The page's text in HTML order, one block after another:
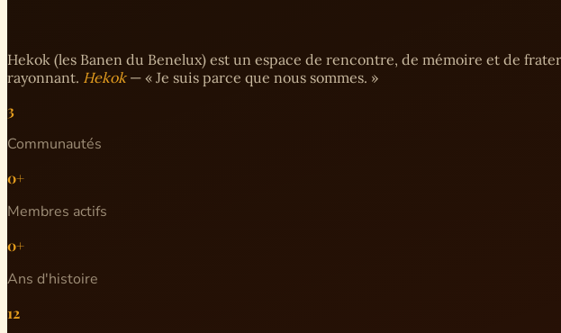
Hekok (les Banen du Benelux) est un espace de rencontre, de mémoire et de
rayonnant. Hekok— « Je suis parce que nous sommes. »
3
Communautés
0+
Membres actifs
0+
Ans d'histoire
12